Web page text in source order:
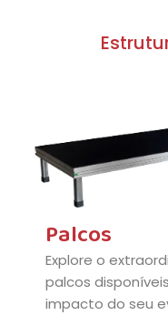
Palcos
Explore o
palcos
impacto do seu